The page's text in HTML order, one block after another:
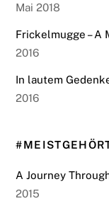
Mai 2018
Frickelmugge – A
2016
In lautem
2016
A Journey
2015